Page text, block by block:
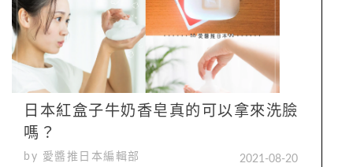
日本紅盒子牛奶香皂真的可以拿來洗臉
嗎？
by 愛醬推日本編輯部 2021-08-20